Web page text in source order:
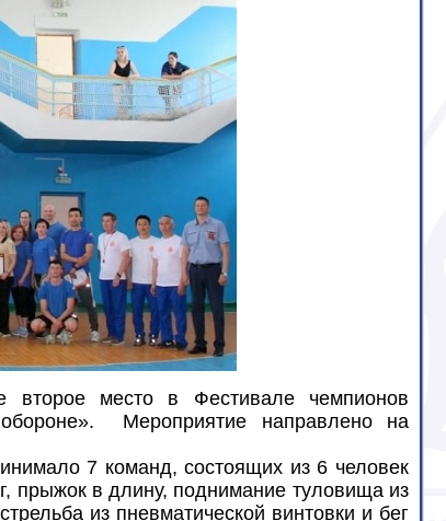
второе место в Фестивале чемпионов
обороне». Мероприятие направлено на
7 команд, состоящих из 6 человек
прыжок в длину, поднимание туловища из
из пневматической винтовки и бег